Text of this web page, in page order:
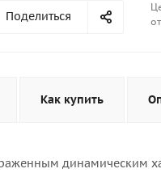
Поделиться
Как купить
динамическим